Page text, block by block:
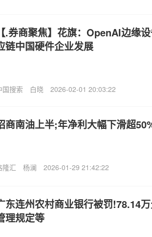
【.券商聚焦】花旗：OpenAI边缘
链中国硬件企业发展
国搜索 白晓 2026-02-01 20:03:22
商南油上半;年净利大幅下滑超
隆汇 杨澜 2026-01-29 21:42:22
东连州农村商业银行被罚!78.14
理规定等